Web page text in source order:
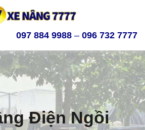
097 884 9988 – 096 732 7777
Điện Ngồi